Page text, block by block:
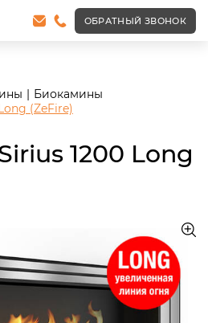
follow"/>
ОБРАТНЫЙ ЗВОНОК
Биокамины
(ZeFire)
1200 Long